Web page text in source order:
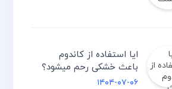
ایا استفاده از کاندوم
باعث خشکی رحم میشود؟
۱۴۰۴-۰۷-۰۶